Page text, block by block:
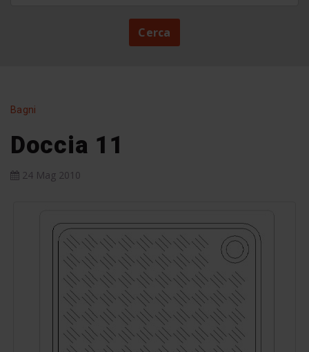
Cerca
Bagni
Doccia 11
24 Mag 2010